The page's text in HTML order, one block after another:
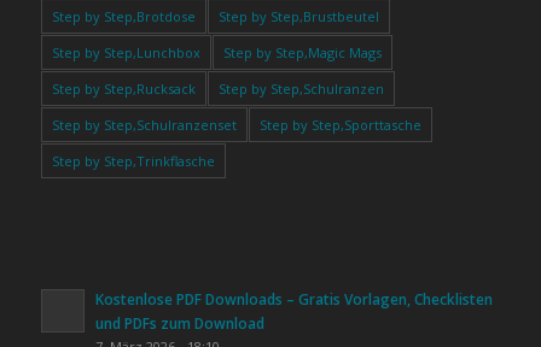
Step by Step,Brotdose
Step by Step,Brustbeutel
Step by Step,Lunchbox
Step by Step,Magic Mags
Step by Step,Rucksack
Step by Step,Schulranzen
Step by Step,Schulranzenset
Step by Step,Sporttasche
Step by Step,Trinkflasche
Kostenlose PDF Downloads – Gratis Vorlagen, Checklisten
und PDFs zum Download